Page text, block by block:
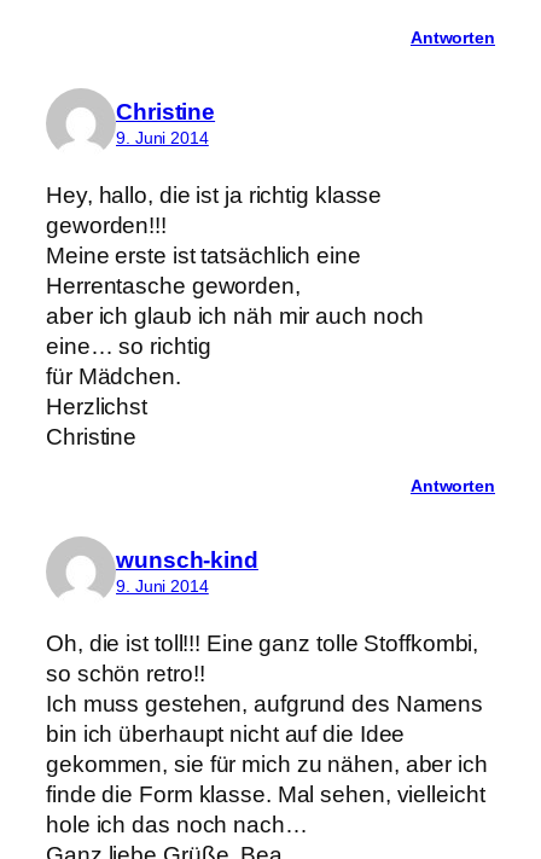
Antworten
Christine
9. Juni 2014
Hey, hallo, die ist ja richtig klasse
geworden!!!
Meine erste ist tatsächlich eine
Herrentasche geworden,
aber ich glaub ich näh mir auch noch
eine… so richtig
für Mädchen.
Herzlichst
Christine
Antworten
wunsch-kind
9. Juni 2014
Oh, die ist toll!!! Eine ganz tolle Stoffkombi,
so schön retro!!
Ich muss gestehen, aufgrund des Namens
bin ich überhaupt nicht auf die Idee
gekommen, sie für mich zu nähen, aber ich
finde die Form klasse. Mal sehen, vielleicht
hole ich das noch nach…